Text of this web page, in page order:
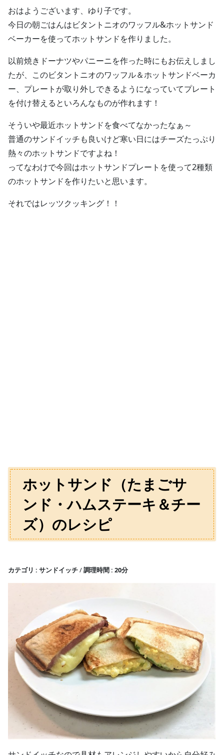
おはようございます、ゆり子です。
今日の朝ごはんはビタントニオのワッフル&ホットサンド
ベーカーを使ってホットサンドを作りました。
以前焼きドーナツやパニーニを作った時にもお伝えしまし
たが、このビタントニオのワッフル＆ホットサンドベーカ
ー、プレートが取り外しできるようになっていてプレート
を付け替えるといろんなものが作れます！
そういや最近ホットサンドを食べてなかったなぁ～
普通のサンドイッチも良いけど寒い日にはチーズたっぷり
熱々のホットサンドですよね！
ってなわけで今回はホットサンドプレートを使って2種類
のホットサンドを作りたいと思います。
それではレッツクッキング！！
ホットサンド（たまごサ
ンド・ハムステーキ＆チー
ズ）のレシピ
カテゴリ サンドイッチ 調理時間 20分